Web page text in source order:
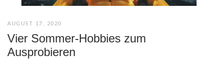
AUGUST 17, 2020
Vier Sommer-Hobbies zum
Ausprobieren